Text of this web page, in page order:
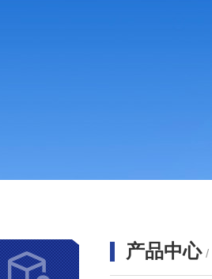
产品中心 /